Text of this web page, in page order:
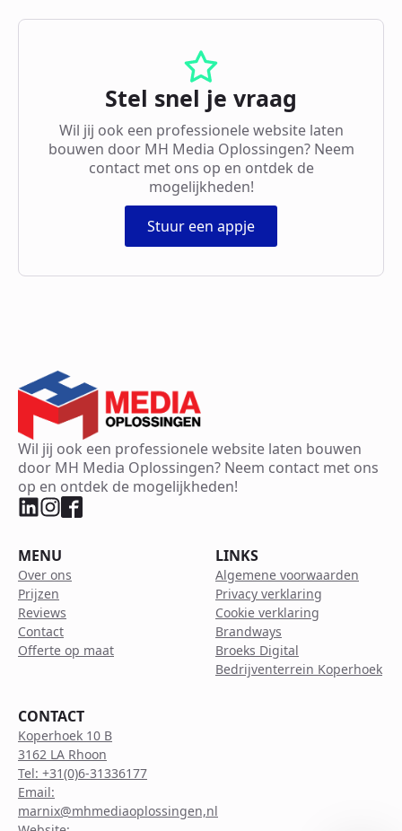
Stel snel je vraag
Wil jij ook een professionele website laten
bouwen door MH Media Oplossingen? Neem
contact met ons op en ontdek de
mogelijkheden!
Stuur een appje
Wil jij ook een professionele website laten bouwen
door MH Media Oplossingen? Neem contact met ons
op en ontdek de mogelijkheden!
MENU
Over ons
Prijzen
Reviews
Contact
Offerte op maat
LINKS
Algemene voorwaarden
Privacy verklaring
Cookie verklaring
Brandways
Broeks Digital
Bedrijventerrein Koperhoek
CONTACT
Koperhoek 10 B
3162 LA Rhoon
Tel: +31(0)6-31336177
Email:
marnix@mhmediaoplossingen,nl